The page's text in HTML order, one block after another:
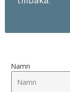
Namn